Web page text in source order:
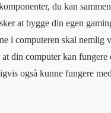
du kan
at bygge din egen
i computeren skal nemlig
din computer kan
også kunne fungere